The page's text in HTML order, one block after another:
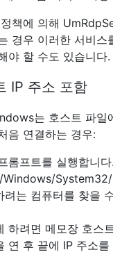
책에 의해
경우 이러한 서비
야 할 수도 있습니다.
IP 주소 포함
는 호스트 파일
음 연결하는 경우:
롬프트를 실행합니
System32/
려는 컴퓨터를 찾을
하려면 메모장 호스
연 후 끝에 IP 주소